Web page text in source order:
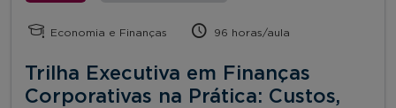
Economia e Finanças 96 horas/aula
Trilha Executiva em Finanças
Corporativas na Prática: Custos,